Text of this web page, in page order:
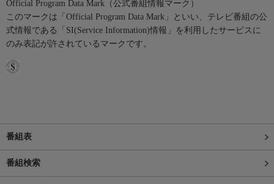
Official Program Data Mark（公式番組情報マーク）
このマークは「Official Program Data Mark」といい、テレビ番組の公
式情報である「SI(Service Information)情報」を利用したサービスに
のみ表記が許されているマークです。
番組表
番組検索